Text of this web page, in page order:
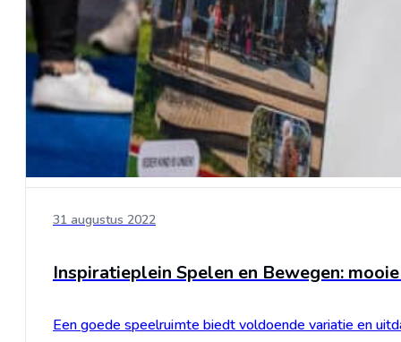
31 augustus 2022
Inspiratieplein Spelen en Bewegen:
Een goede speelruimte biedt voldoende variatie en